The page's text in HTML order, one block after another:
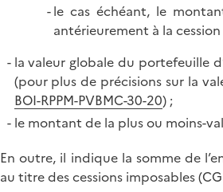
le cas échéant, le
antérieurement à la
la valeur globale du portefeuille
(pour plus de précisions sur la
BOI-RPPM-PVBMC-30-20) ;
le montant de la plus ou moins-
En outre, il indique la somme de
au titre des cessions imposables